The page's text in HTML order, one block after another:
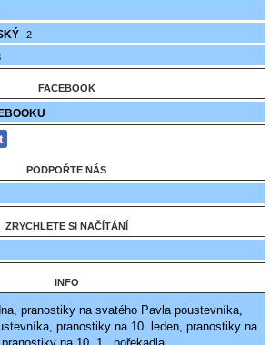
2
FACEBOOK
PODPOŘTE NÁS
ZRYCHLETE SI NAČÍTÁNÍ
INFO
pranostiky na svatého Pavla poustevníka,
pranostiky na 10. leden, pranostiky na